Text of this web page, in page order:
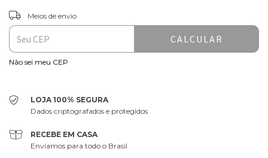
Entregas para o CEP:
Meios de envio
CALCULAR
Não sei meu CEP
LOJA 100% SEGURA
Dados criptografados e protegidos
RECEBE EM CASA
Enviamos para todo o Brasil